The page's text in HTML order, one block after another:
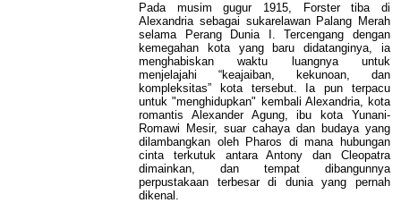
Pada musim gugur 1915, Forster tiba di
Alexandria sebagai sukarelawan Palang Merah
selama Perang Dunia I. Tercengang dengan
kemegahan kota yang baru didatanginya, ia
menghabiskan waktu luangnya untuk
menjelajahi “keajaiban, kekunoan, dan
kompleksitas” kota tersebut. Ia pun terpacu
untuk "menghidupkan" kembali Alexandria, kota
romantis Alexander Agung, ibu kota Yunani-
Romawi Mesir, suar cahaya dan budaya yang
dilambangkan oleh Pharos di mana hubungan
cinta terkutuk antara Antony dan Cleopatra
dimainkan, dan tempat dibangunnya
perpustakaan terbesar di dunia yang pernah
dikenal.